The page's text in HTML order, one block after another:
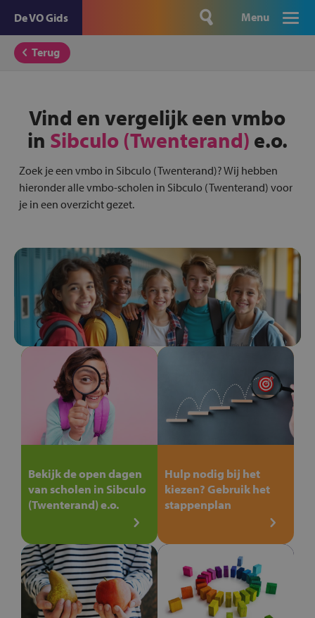
De VO Gids Menu
Terug
Vind en vergelijk een vmbo
in Sibculo (Twenterand) e.o.
Zoek je een vmbo in Sibculo (Twenterand)? Wij hebben
hieronder alle vmbo-scholen in Sibculo (Twenterand) voor
je in een overzicht gezet.
Bekijk de open dagen
van scholen in Sibculo
(Twenterand) e.o.
Hulp nodig bij het
kiezen? Gebruik het
stappenplan